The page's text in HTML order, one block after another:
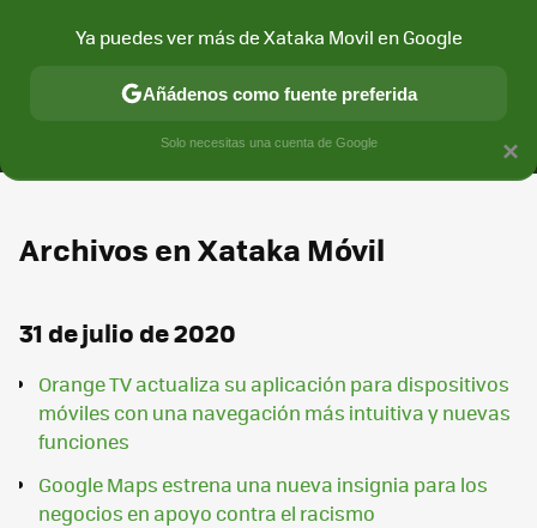
MÓVIL Y SOCIEDAD APLICACIONES
Archivos en Xataka Móvil
31 de julio de 2020
Orange TV actualiza su aplicación para dispositivos
móviles con una navegación más intuitiva y nuevas
funciones
Google Maps estrena una nueva insignia para los
negocios en apoyo contra el racismo
×
Ya puedes ver más de Xataka Movil en Google
Añádenos como fuente preferida
Solo necesitas una cuenta de Google